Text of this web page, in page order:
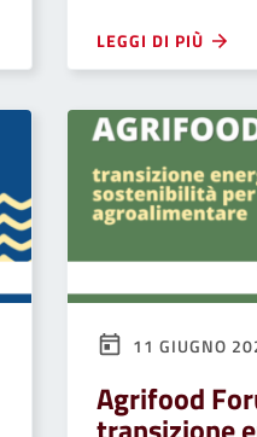
LEGGI DI PIÙ
11 GIUGNO
Agrifood